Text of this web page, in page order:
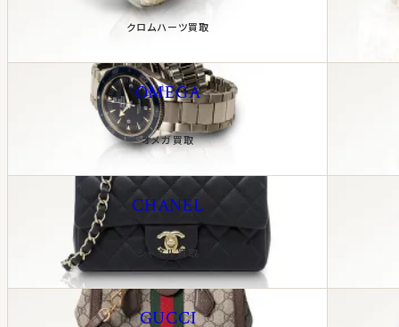
クロムハーツ買取
OMEGA
オメガ買取
CHANEL
シャネル買取
GUCCI